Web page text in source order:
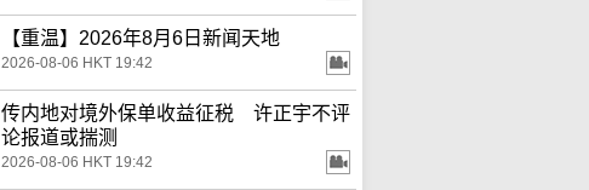
【重温】2026年8月6日新闻天地
2026-08-06 HKT 19:42
传内地对境外保单收益征税 许正宇不评
论报道或揣测
2026-08-06 HKT 19:42